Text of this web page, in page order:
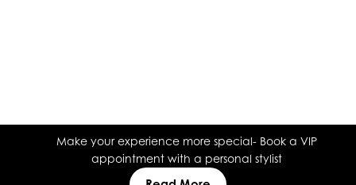
Make your experience more special- Book a VIP
appointment with a personal stylist